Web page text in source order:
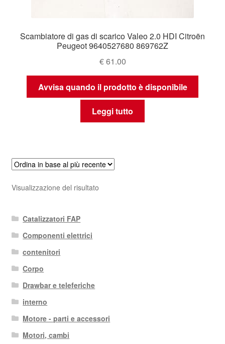
Scambiatore di gas di scarico Valeo 2.0 HDI Citroën
Peugeot 9640527680 869762Z
€61.00
Avvisa quando il prodotto è disponibile
Leggi tutto
Visualizzazione del risultato
Catalizzatori FAP
Componenti elettrici
contenitori
Corpo
Drawbar e teleferiche
interno
Motore - parti e accessori
Motori, cambi